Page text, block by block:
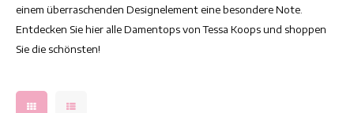
Cocktailkleider
Elegante kleider
Ärmellose Damenoberteile
Kurzärmlige Oberteile
Farbige Hosen
Hose mit hoher Taille
Röcke mit Aufdruck
Sommerröcke
CHF
einem überraschenden Designelement eine besondere Note.
Entdecken Sie hier alle Damentops von Tessa Koops und shoppen
Sie die schönsten!